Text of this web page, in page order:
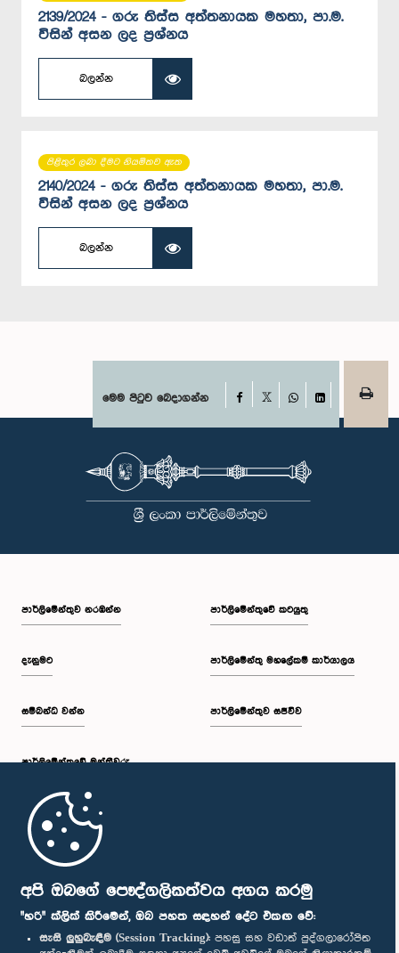
අපි ඔබගේ පෞද්ගලිකත්වය අගය කරමු
"හරි" ක්ලික් කිරීමෙන්, ඔබ පහත සඳහන් දේට එකඟ වේ:
සැසි ලුහුබැඳීම (Session Tracking): පහසු සහ වඩාත් පුද්ගලාරෝපිත
2139/2024 - ගරු තිස්ස අත්තනායක මහතා, පා.ම.
විසින් අසන ලද ප්‍රශ්නය
බලන්න
පිළිතුර ලබා දීමට නියමිතව ඇත
2140/2024 - ගරු තිස්ස අත්තනායක මහතා, පා.ම.
විසින් අසන ලද ප්‍රශ්නය
බලන්න
මෙම පිටුව බෙදාගන්න Facebook
පාර්ලි‌මේන්තුව නරඹන්න
දැනුමට
සම්බන්ධ වන්න
පාර්ලි‌මේන්තුවේ මන්ත්‍රීවරු
මුල් පිටුව
පාර්ලිමේන්තුවේ කටයුතු
පාර්ලිමේන්තු මහලේකම් කාර්යාලය
පාර්ලිමේන්තුව සජීවීව
පාර්ලිමේන්තු ජංගම යෙදුම